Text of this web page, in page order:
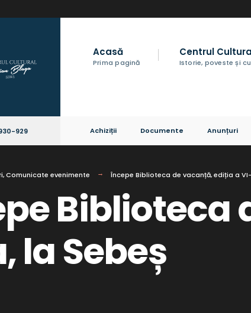
Acasă
Prima pagină
Centrul
Istorie, poveste și
929 Achiziții Documente Anunțuri
,Comunicate evenimente Începe Biblioteca de vacanță, ediția a
Biblioteca
la Sebeș